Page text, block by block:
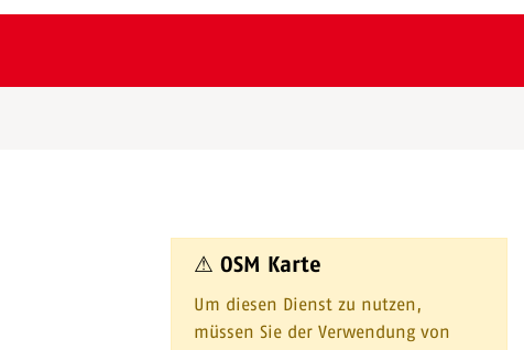
⚠ OSM Karte
Um diesen Dienst zu nutzen,
müssen Sie der Verwendung von